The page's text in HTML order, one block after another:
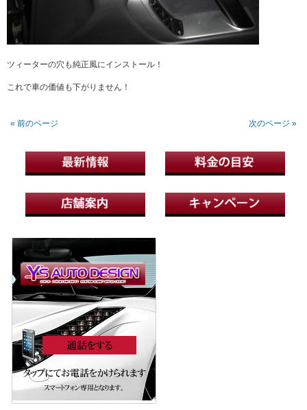
ツィーターの穴も純正風にインストール！
これで車の価値も下がりません！
« 前のページ 次のページ »